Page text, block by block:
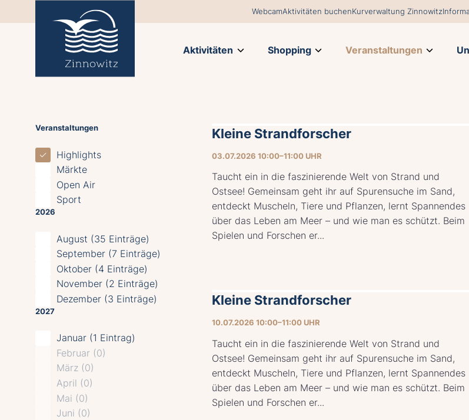
WebcamAktivitäten buchenKurverwaltung Zinnowitz
Aktivitäten Shopping Veranstaltungen
Veranstaltungen
Highlights
Märkte
Open Air
Sport
2026
August (35 Einträge)
September (7 Einträge)
Oktober (4 Einträge)
November (2 Einträge)
Dezember (3 Einträge)
2027
Januar (1 Eintrag)
Februar (0)
März (0)
April (0)
Mai (0)
Juni (0)
03.07.2026 10:00–11:00 UHR
Kleine Strandforscher
Taucht ein in die faszinierende Welt von Strand und
Ostsee! Gemeinsam geht ihr auf Spurensuche im Sand,
entdeckt Muscheln, Tiere und Pflanzen, lernt Spannendes
über das Leben am Meer – und wie man es schützt. Beim
Spielen und Forschen er...
10.07.2026 10:00–11:00 UHR
Kleine Strandforscher
Taucht ein in die faszinierende Welt von Strand und
Ostsee! Gemeinsam geht ihr auf Spurensuche im Sand,
entdeckt Muscheln, Tiere und Pflanzen, lernt Spannendes
über das Leben am Meer – und wie man es schützt. Beim
Spielen und Forschen er...